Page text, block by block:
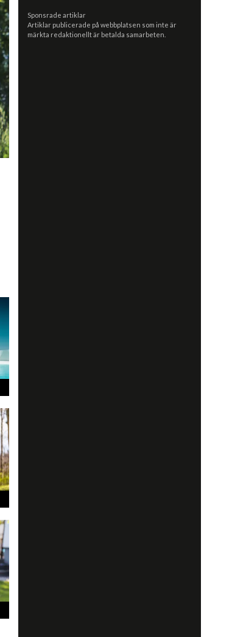
Sponsrade artiklar
Artiklar publicerade på webbplatsen som inte är
märkta redaktionellt är betalda samarbeten.